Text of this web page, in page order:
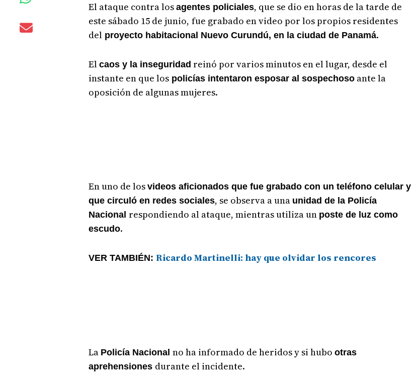
El ataque contra los agentes policiales, que se dio en horas de la tarde de
este sábado 15 de junio, fue grabado en video por los propios residentes
delproyecto habitacional Nuevo Curundú, en la ciudad de Panamá.
El caos y la inseguridad reinó por varios minutos en el lugar, desde el
instante en que lospolicías intentaron esposar al sospechosoante la
oposición de algunas mujeres.
En uno de los videos aficionados que fue grabado con un teléfono celular y
que circuló en redes sociales, se observa a una unidad de la Policía
Nacional respondiendo al ataque, mientras utiliza un poste de luz como
escudo.
VER TAMBIÉN: Ricardo Martinelli: hay que olvidar los rencores
La Policía Nacional no ha informado de heridos y si hubo otras
aprehensiones durante el incidente.